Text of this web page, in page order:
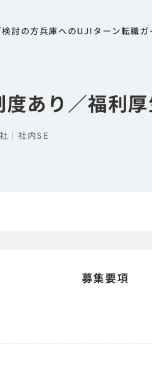
あり／福利
｜社内SE
討の方兵庫へのUJIターン転職ガ
募集要項